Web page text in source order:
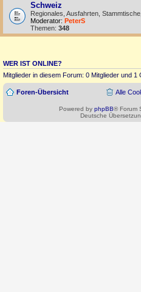
Schweiz
Regionales, Ausfahrten,
Moderator: PeterS
Themen: 348
WER IST ONLINE?
Mitglieder in diesem Forum: 0 Mitglieder und 1
Foren-Übersicht Alle
Powered by phpBB® Forum
Deutsche